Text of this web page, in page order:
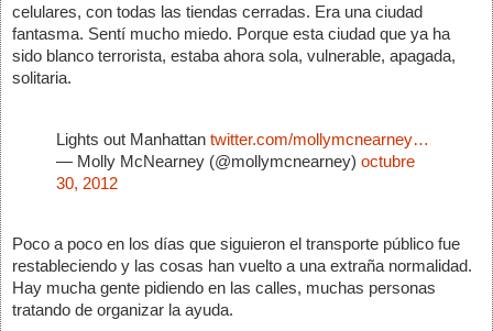
celulares, con todas las tiendas cerradas. Era una ciudad
fantasma. Sentí mucho miedo. Porque esta ciudad que ya ha
sido blanco terrorista, estaba ahora sola, vulnerable, apagada,
solitaria.
Lights out Manhattan twitter.com/mollymcnearney…
— Molly McNearney (@mollymcnearney) octubre
30, 2012
Poco a poco en los días que siguieron el transporte público fue
restableciendo y las cosas han vuelto a una extraña normalidad.
Hay mucha gente pidiendo en las calles, muchas personas
tratando de organizar la ayuda.